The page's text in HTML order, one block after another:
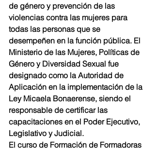
de género y prevención de las
violencias contra las mujeres para
todas las personas que se
desempeñen en la función pública. El
Ministerio de las Mujeres, Políticas de
Género y Diversidad Sexual fue
designado como la Autoridad de
Aplicación en la implementación de la
Ley Micaela Bonaerense, siendo el
responsable de certificar las
capacitaciones en el Poder Ejecutivo,
Legislativo y Judicial.
El curso de Formación de Formadoras